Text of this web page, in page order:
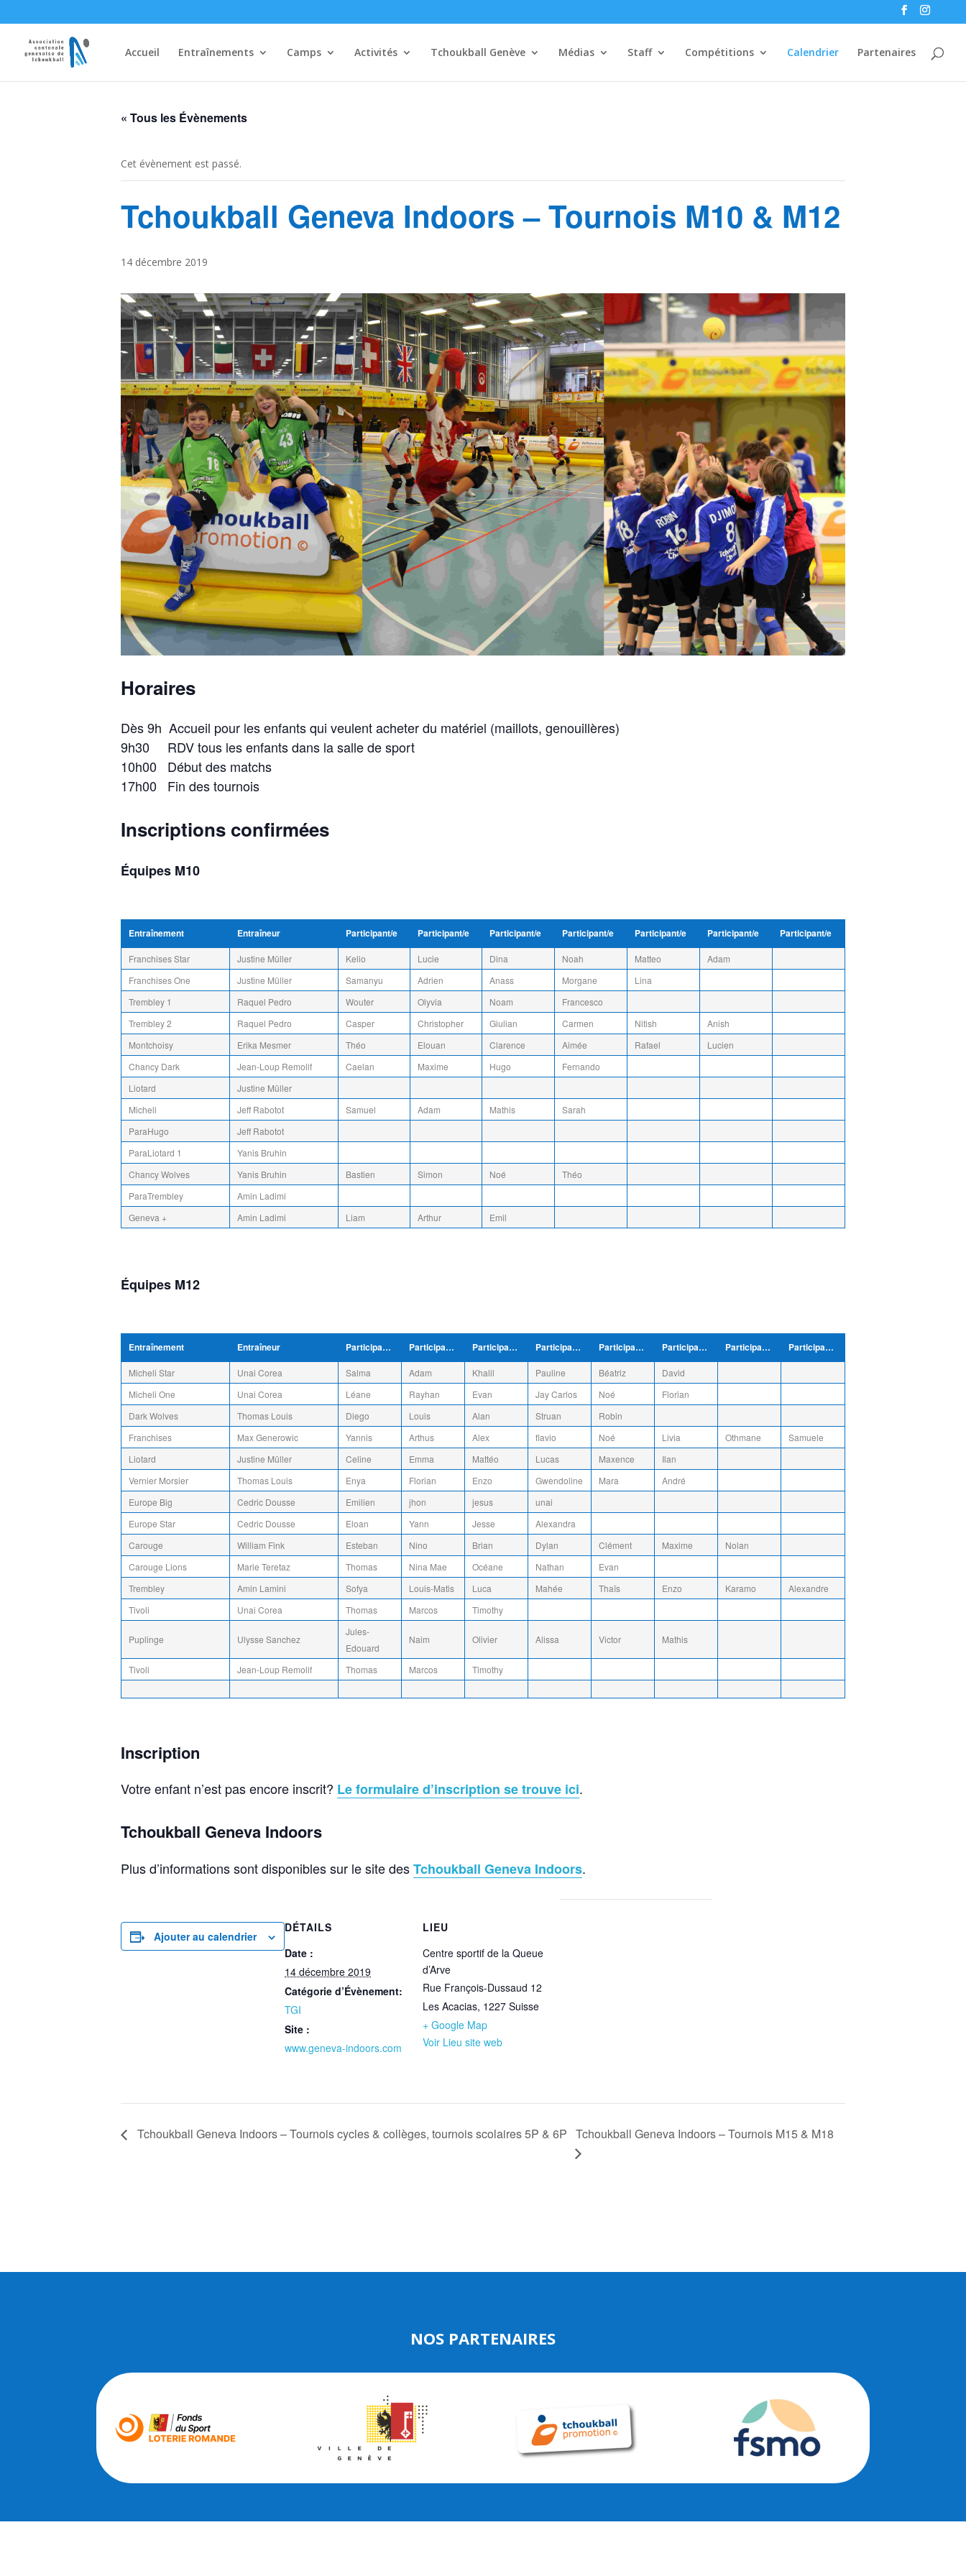
Accueil Entraînements Camps Activités Tchoukball Genève Médias Staff Compétitions Calendrier Partenaires
« Tous les Évènements
Cet évènement est passé.
Tchoukball Geneva Indoors – Tournois M10 & M12
14 décembre 2019
Horaires
Dès 9h Accueil pour les enfants qui veulent acheter du matériel (maillots, genouillères)
9h30 RDV tous les enfants dans la salle de sport
10h00 Début des matchs
17h00 Fin des tournois
Inscriptions confirmées
Équipes M10
Entraînement Entraîneur Participant/e Participant/e Participant/e Participant/e Participant/e Participant/e Participant/e
Franchises Star Justine Müller Kelio Lucie Dina Noah Matteo
Adam
Franchises One
Justine Müller Samanyu Adrien Anass Morgane
Lina
Trembley 1
Raquel Pedro Wouter Olyvia Noam
Francesco
Trembley 2
Raquel Pedro Casper Christopher Giulian Carmen Nitish
Anish
Montchoisy
Erika Mesmer Théo Elouan Clarence Aimée Rafael
Lucien
Chancy Dark
Jean-Loup Remolif Caelan Maxime Hugo
Fernando
Liotard
Justine Müller
Micheli
Jeff Rabotot Samuel Adam Mathis
Sarah
ParaHugo
Jeff Rabotot
ParaLiotard 1
Yanis Bruhin
Chancy Wolves
Yanis Bruhin Bastien Simon Noé
Théo
ParaTrembley
Amin Ladimi
Geneva +
Amin Ladimi Liam Arthur Emil
Équipes M12
Entraînement Entraîneur Participant/e Participant/e Participant/e Participant/e Participant/e Participant/e Participant/e Participant/e
Micheli Star Unai Corea Salma Adam Khalil Pauline Béatriz
David
Micheli One
Unai Corea Léane Rayhan Evan Jay Carlos Noé
Florian
Dark Wolves
Thomas Louis Diego Louis Alan Struan
Robin
Franchises
Max Generowic Yannis Arthus Alex flavio Noé Livia Othmane
Samuele
Liotard
Justine Müller Celine Emma Mattéo Lucas Maxence
Ilan
Vernier Morsier
Thomas Louis Enya Florian Enzo Gwendoline Mara
André
Europe Big
Cedric Dousse Emilien jhon jesus
unai
Europe Star
Cedric Dousse Eloan Yann Jesse
Alexandra
Carouge
William Fink Esteban Nino Brian Dylan Clément Maxime
Nolan
Carouge Lions
Marie Teretaz Thomas Nina Mae Océane Nathan
Evan
Trembley
Amin Lamini Sofya Louis-Matis Luca Mahée Thaïs Enzo Karamo
Alexandre
Tivoli
Unai Corea Thomas Marcos Timothy
Puplinge Ulysse Sanchez
Jules-
Edouard
Naim Olivier Alissa Victor Mathis
Tivoli Jean-Loup Remolif Thomas Marcos Timothy
Inscription
Votre enfant n’est pas encore inscrit? Le formulaire d’inscription se trouve ici.
Tchoukball Geneva Indoors
Plus d’informations sont disponibles sur le site desTchoukball Geneva Indoors.
Ajouter au calendrier
DÉTAILS
Date :
14 décembre 2019
Catégorie d’Évènement:
TGI
Site :
www.geneva-indoors.com
LIEU
Centre sportif de la Queue
d’Arve
Rue François-Dussaud 12
Les Acacias, 1227 Suisse
+ Google Map
Voir Lieu site web
Tchoukball Geneva Indoors – Tournois cycles & collèges, tournois scolaires 5P & 6P Tchoukball Geneva Indoors – Tournois M15 & M18
NOS PARTENAIRES